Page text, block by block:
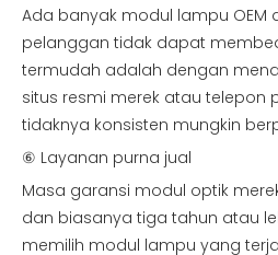
Ada banyak modul lampu OEM
pelanggan tidak dapat
termudah adalah dengan
situs resmi merek atau telepon
tidaknya konsisten mungkin
⑥ Layanan purna jual
Masa garansi modul optik
dan biasanya tiga tahun atau
memilih modul lampu yang